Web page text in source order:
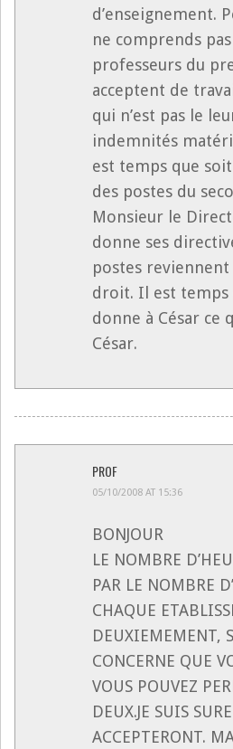
d’enseignement.
ne comprends
professeurs du
acceptent de
qui n’est pas le
indemnités
est temps que
des postes du
Monsieur le
donne ses
postes reviennent
droit. Il est temps
donne à César ce
César.
PROF
05/10/2008 AT 15:36
BONJOUR
LE NOMBRE
PAR LE NOMBRE
CHAQUE
DEUXIEMEMENT,
CONCERNE QUE
VOUS POUVEZ
DEUX.JE SUIS
ACCEPTERONT.